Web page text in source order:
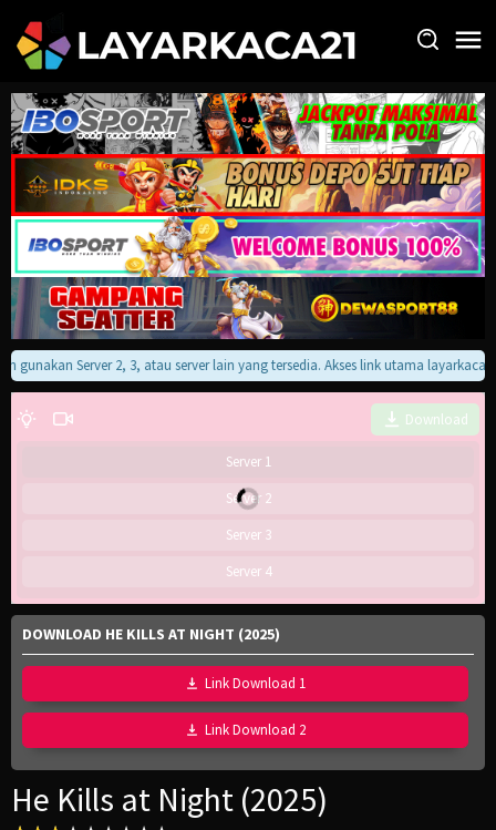
konten
Server 2, 3, atau server lain yang tersedia. Akses link utama layarkaca
Download
Server 1
Server 2
Server 3
Server 4
DOWNLOAD HE KILLS AT NIGHT (2025)
Link Download 1
Link Download 2
He Kills at Night (2025)